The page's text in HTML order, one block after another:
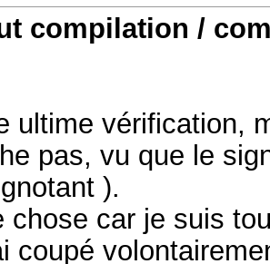
compilation /
ultime vérification,
pas, vu que le
).
chose car je suis
coupé